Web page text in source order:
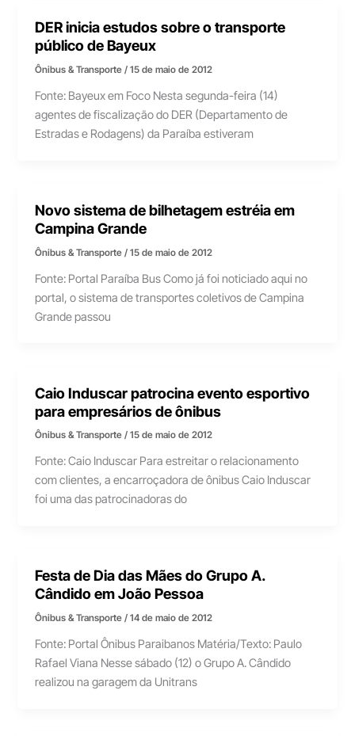
DER inicia estudos sobre o transporte
público de Bayeux
Ônibus & Transporte/15 de maio de 2012
Fonte: Bayeux em Foco Nesta segunda-feira (14)
agentes de fiscalização do DER (Departamento de
Estradas e Rodagens) da Paraíba estiveram
Novo sistema de bilhetagem estréia em
Campina Grande
Ônibus & Transporte/15 de maio de 2012
Fonte: Portal Paraíba Bus Como já foi noticiado aqui no
portal, o sistema de transportes coletivos de Campina
Grande passou
Caio Induscar patrocina evento esportivo
para empresários de ônibus
Ônibus & Transporte/15 de maio de 2012
Fonte: Caio Induscar Para estreitar o relacionamento
com clientes, a encarroçadora de ônibus Caio Induscar
foi uma das patrocinadoras do
Festa de Dia das Mães do Grupo A.
Cândido em João Pessoa
Ônibus & Transporte/14 de maio de 2012
Fonte: Portal Ônibus Paraibanos Matéria/Texto: Paulo
Rafael Viana Nesse sábado (12) o Grupo A. Cândido
realizou na garagem da Unitrans